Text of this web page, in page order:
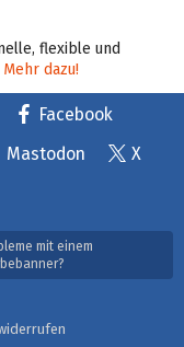
flexible und
Mehr dazu!
Facebook
Mastodon
X
mit einem